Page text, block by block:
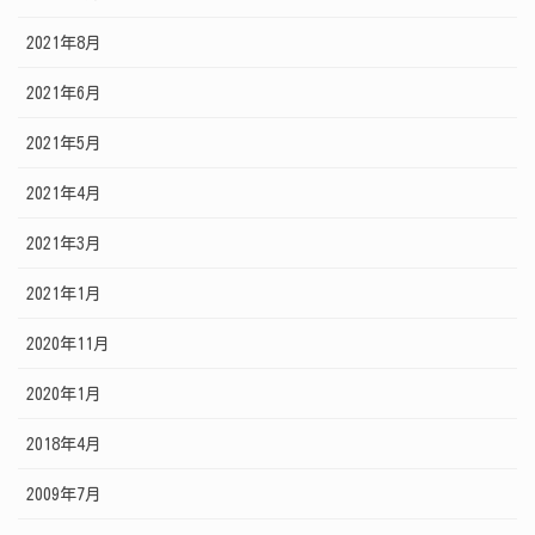
2021年8月
2021年6月
2021年5月
2021年4月
2021年3月
2021年1月
2020年11月
2020年1月
2018年4月
2009年7月